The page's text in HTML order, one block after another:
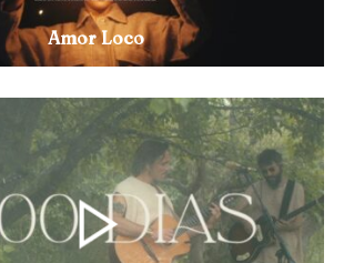
Amor Loco